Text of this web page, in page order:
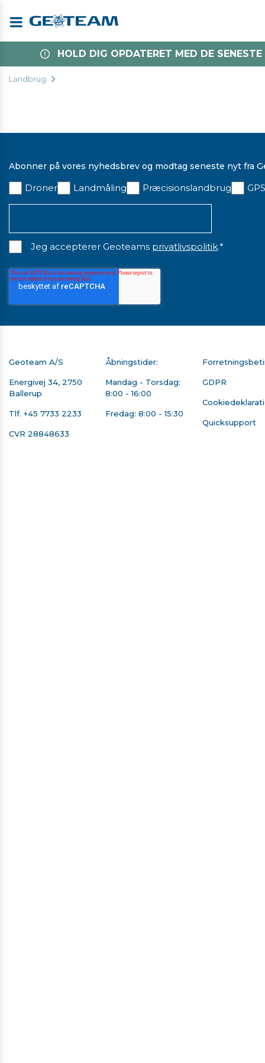
HOLD DIG OPDATERET MED DE
Landbrug
Abonner på vores nyhedsbrev og modtag seneste nyt fra
Droner Landmåling Præcisionslandbrug
Jeg accepterer Geoteams privatlivspolitik.*
Geoteam A/S
Energivej 34, 2750
Ballerup
Tlf. +45 7733 2233
CVR 28848633
Åbningstider:
Mandag - Torsdag:
8:00 - 16:00
Fredag: 8:00 - 15:30
GDPR
Quicksupport